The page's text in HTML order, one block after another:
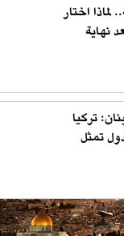
اختار
نهاية
تركيا
تمثل